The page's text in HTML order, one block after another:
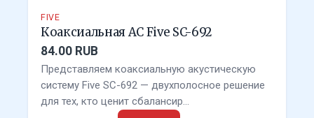
FIVE
Коаксиальная АС Five SC-692
84.00 RUB
Представляем коаксиальную акустическую
систему Five SC-692 — двухполосное решение
для тех, кто ценит сбалансир…